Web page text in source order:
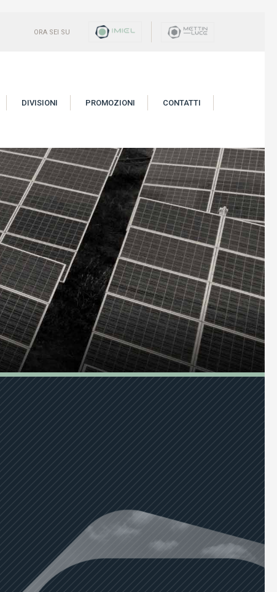
ORA SEI SU
DIVISIONI PROMOZIONI CONTATTI